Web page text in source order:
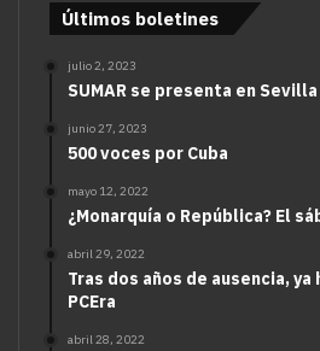
Últimos boletines
julio 2, 2023
SUMAR se presenta en Sevilla
junio 27, 2023
500 voces por Cuba
mayo 12, 2022
¿Monarquía o República? El
abril 29, 2022
Tras dos años de ausencia, ya
PCEra
abril 28, 2022